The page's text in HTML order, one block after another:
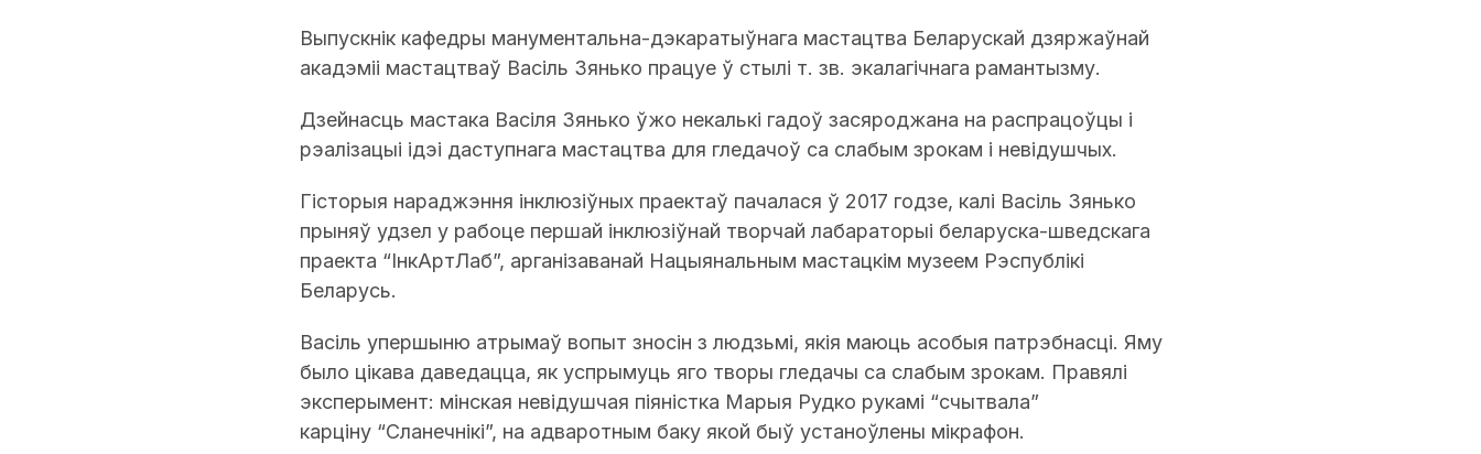
Выпускнік кафедры манументальна-дэкаратыўнага мастацтва Беларускай дзяржаўнай
акадэміі мастацтваў Васіль Зянько працуе ў стылі т. зв. экалагічнага рамантызму.
Дзейнасць мастака Васіля Зянько ўжо некалькі гадоў засяроджана на распрацоўцы і
рэалізацыі ідэі даступнага мастацтва для гледачоў са слабым зрокам і невідушчых.
Гісторыя нараджэння інклюзіўных праектаў пачалася ў 2017 годзе, калі Васіль Зянько
прыняў удзел у рабоце першай інклюзіўнай творчай лабараторыі беларуска-шведскага
праекта “ІнкАртЛаб”, арганізаванай Нацыянальным мастацкім музеем Рэспублікі
Беларусь.
Васіль упершыню атрымаў вопыт зносін з людзьмі, якія маюць асобыя патрэбнасці. Яму
было цікава даведацца, як успрымуць яго творы гледачы са слабым зрокам. Правялі
эксперымент: мінская невідушчая піяністка Марыя Рудко рукамі “счытвала”
карціну “Сланечнікі”, на адваротным баку якой быў устаноўлены мікрафон.